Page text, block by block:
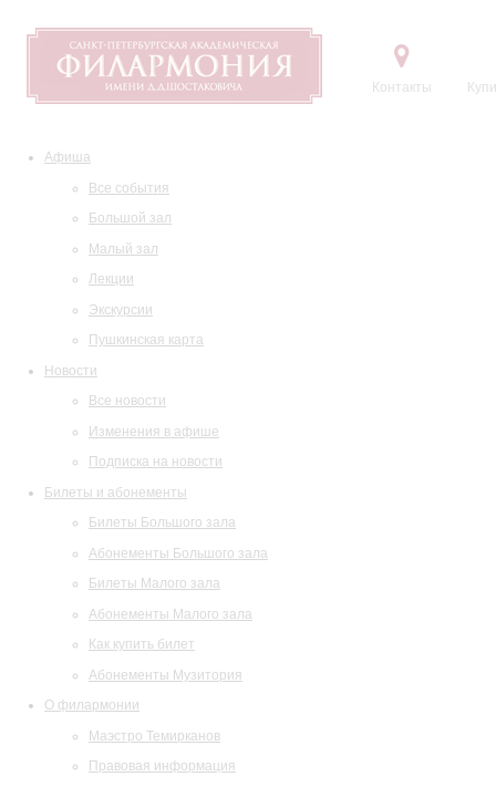
Контакты
Афиша
Все события
Большой зал
Малый зал
Лекции
Экскурсии
Пушкинская карта
Новости
Все новости
Изменения в афише
Подписка на новости
Билеты и абонементы
Билеты Большого зала
Абонементы Большого зала
Билеты Малого зала
Абонементы Малого зала
Как купить билет
Абонементы Музитория
О филармонии
Маэстро Темирканов
Правовая информация